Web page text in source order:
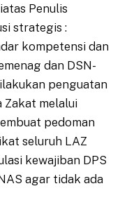
Penulis
strategis :
kompetensi dan
dan DSN-
penguatan
Zakat melalui
pedoman
seluruh LAZ
kewajiban DPS
agar tidak ada